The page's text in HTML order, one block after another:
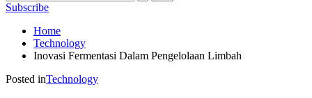
Subscribe
Home
Technology
Inovasi Fermentasi Dalam Pengelolaan Limbah
Posted inTechnology